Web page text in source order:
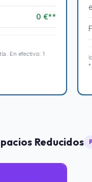
0 €**
En efectivo: 1
*
Reducidos